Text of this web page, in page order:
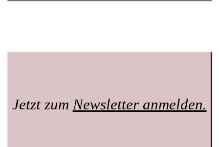
Jetzt zumNewsletter anmelden.